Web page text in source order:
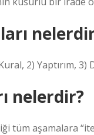
2) Yaptırım,
nelerdir?
tüm aşamalara